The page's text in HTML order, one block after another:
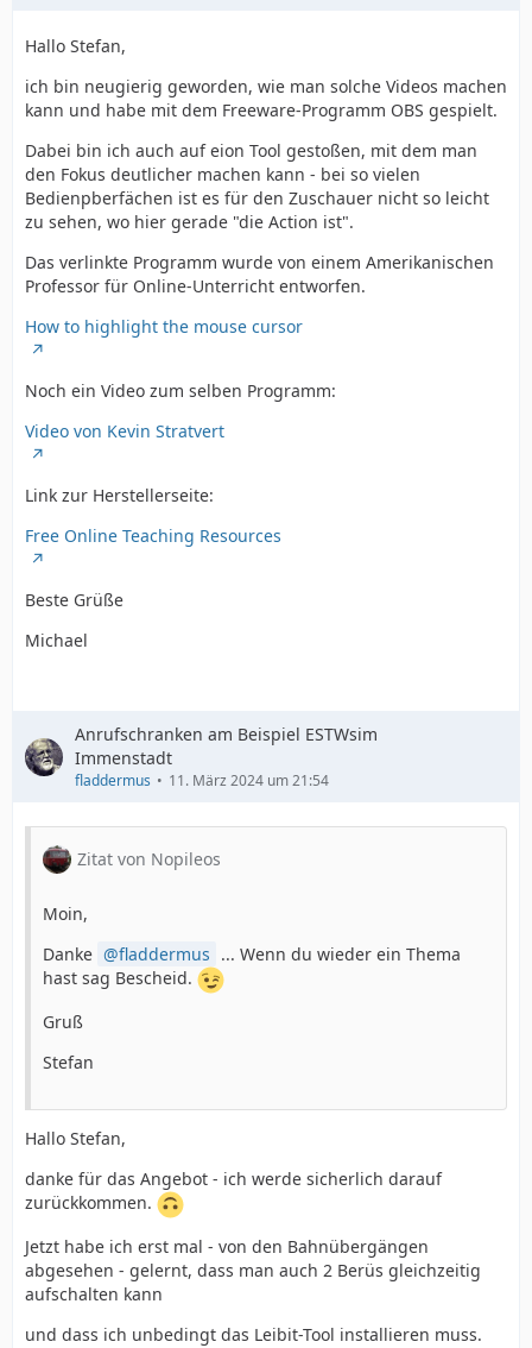
Hallo Stefan,
ich bin neugierig geworden, wie man solche Videos machen
kann und habe mit dem Freeware-Programm OBS gespielt.
Dabei bin ich auch auf eion Tool gestoßen, mit dem man
den Fokus deutlicher machen kann - bei so vielen
Bedienpberfächen ist es für den Zuschauer nicht so leicht
zu sehen, wo hier gerade "die Action ist".
Das verlinkte Programm wurde von einem Amerikanischen
Professor für Online-Unterricht entworfen.
How to highlight the mouse cursor
Noch ein Video zum selben Programm:
Video von Kevin Stratvert
Link zur Herstellerseite:
Free Online Teaching Resources
Beste Grüße
Michael
Anrufschranken am Beispiel ESTWsim
Immenstadt
fladdermus 11. März 2024 um 21:54
Zitat von Nopileos
Moin,
Danke
fladdermus ... Wenn du wieder ein Thema
hast sag Bescheid.
Gruß
Stefan
Hallo Stefan,
danke für das Angebot - ich werde sicherlich darauf
zurückkommen.
Jetzt habe ich erst mal - von den Bahnübergängen
abgesehen - gelernt, dass man auch 2 Berüs gleichzeitig
aufschalten kann
und dass ich unbedingt das Leibit-Tool installieren muss.